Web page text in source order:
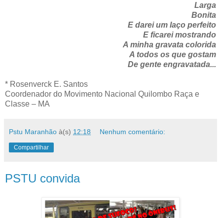
Larga
Bonita
E darei um laço perfeito
E ficarei mostrando
A minha gravata colorida
A todos os que gostam
De gente engravatada...
* Rosenverck E. Santos
Coordenador do Movimento Nacional Quilombo Raça e
Classe – MA
Pstu Maranhão à(s) 12:18 Nenhum comentário:
Compartilhar
PSTU convida